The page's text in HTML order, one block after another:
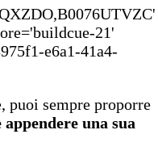
21'
e6a1-41a4-
puoi sempre proporre
una sua